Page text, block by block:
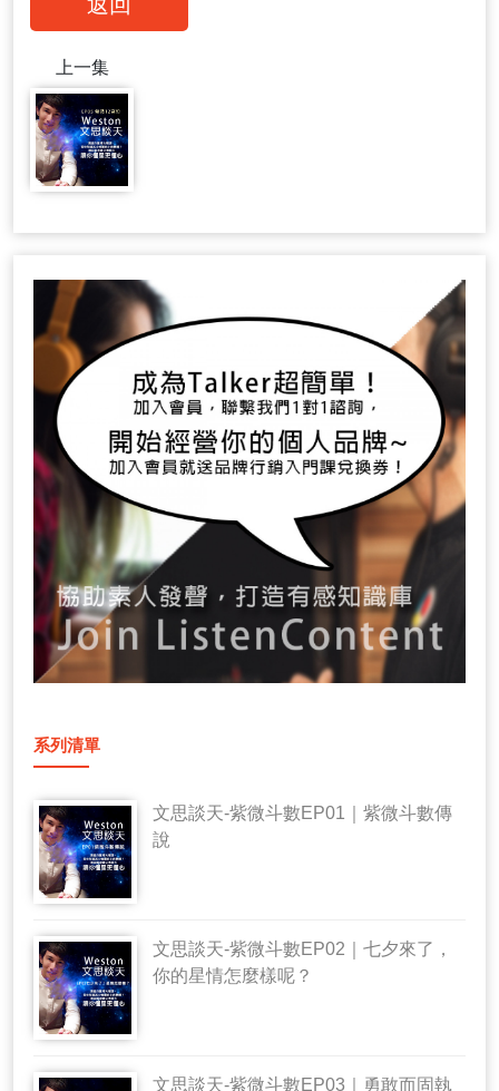
上一集
系列清單
文思談天-紫微斗數EP01｜紫微斗數傳
說
文思談天-紫微斗數EP02｜七夕來了，
你的星情怎麼樣呢？
文思談天-紫微斗數EP03｜勇敢而固執